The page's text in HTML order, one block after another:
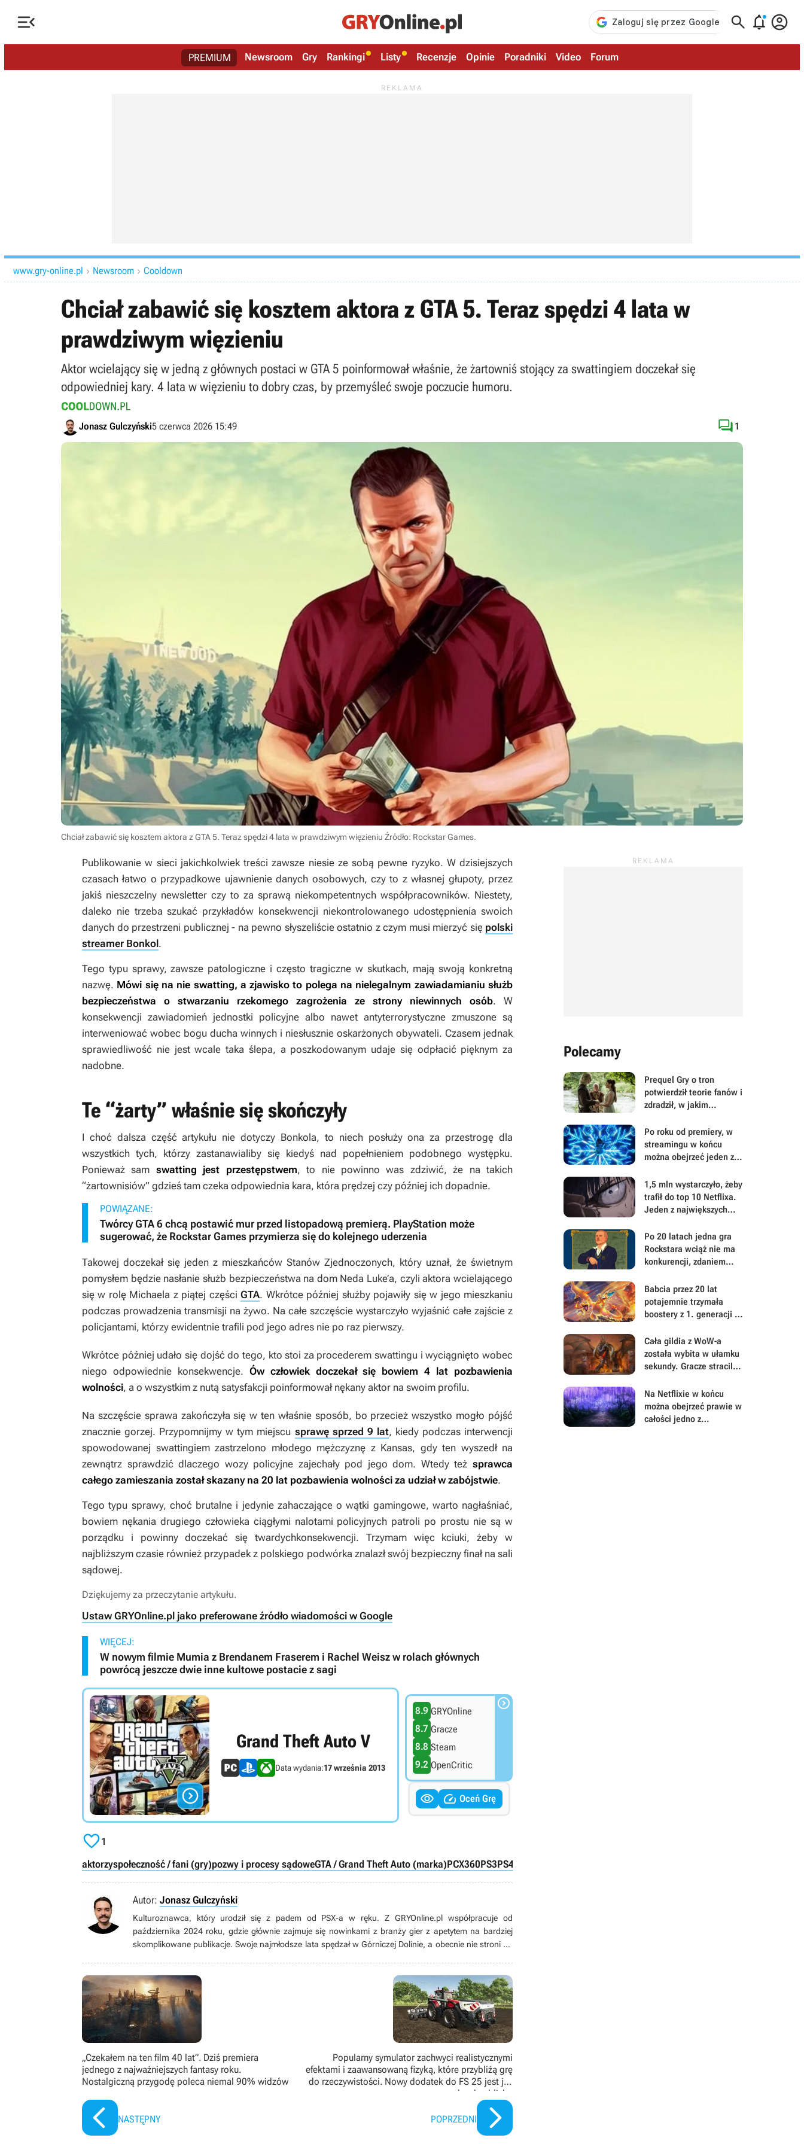
   
PREMIUM Newsroom Gry Rankingi Listy Recenzje Opinie Poradniki Video Forum
www.gry-online.pl  Newsroom  Cooldown
Chciał zabawić się kosztem aktora z GTA 5. Teraz spędzi 4 lata w
prawdziwym więzieniu
Aktor wcielający się w jedną z głównych postaci w GTA 5 poinformował właśnie, że żartowniś stojący za swattingiem doczekał się
odpowiedniej kary. 4 lata w więzieniu to dobry czas, by przemyśleć swoje poczucie humoru.
Jonasz Gulczyński5 czerwca 2026 15:49  1
Chciał zabawić się kosztem aktora z GTA 5. Teraz spędzi 4 lata w prawdziwym więzieniu Źródło: Rockstar Games.
Publikowanie w sieci jakichkolwiek treści zawsze niesie ze sobą pewne ryzyko. W dzisiejszych
czasach łatwo o przypadkowe ujawnienie danych osobowych, czy to z własnej głupoty, przez
jakiś nieszczelny newsletter czy to za sprawą niekompetentnych współpracowników. Niestety,
daleko nie trzeba szukać przykładów konsekwencji niekontrolowanego udostępnienia swoich
danych do przestrzeni publicznej - na pewno słyszeliście ostatnio z czym musi mierzyć się polski
streamer Bonkol.
Tego typu sprawy, zawsze patologiczne i często tragiczne w skutkach, mają swoją konkretną
nazwę. Mówi się na nie swatting, a zjawisko to polega na nielegalnym zawiadamianiu służb
bezpieczeństwa o stwarzaniu rzekomego zagrożenia ze strony niewinnych osób. W
konsekwencji zawiadomień jednostki policyjne albo nawet antyterrorystyczne zmuszone są
interweniować wobec bogu ducha winnych i niesłusznie oskarżonych obywateli. Czasem jednak
sprawiedliwość nie jest wcale taka ślepa, a poszkodowanym udaje się odpłacić pięknym za
nadobne.
Te “żarty” właśnie się skończyły
I choć dalsza część artykułu nie dotyczy Bonkola, to niech posłuży ona za przestrogę dla
wszystkich tych, którzy zastanawialiby się kiedyś nad popełnieniem podobnego występku.
Ponieważ sam swatting jest przestępstwem, to nie powinno was zdziwić, że na takich
“żartownisiów” gdzieś tam czeka odpowiednia kara, która prędzej czy później ich dopadnie.
POWIĄZANE:
Twórcy GTA 6 chcą postawić mur przed listopadową premierą. PlayStation może
sugerować, że Rockstar Games przymierza się do kolejnego uderzenia
Takowej doczekał się jeden z mieszkańców Stanów Zjednoczonych, który uznał, że świetnym
pomysłem będzie nasłanie służb bezpieczeństwa na dom Neda Luke’a, czyli aktora wcielającego
się w rolę Michaela z piątej częściGTA. Wkrótce później służby pojawiły się w jego mieszkaniu
podczas prowadzenia transmisji na żywo. Na całe szczęście wystarczyło wyjaśnić całe zajście z
policjantami, którzy ewidentnie trafili pod jego adres nie po raz pierwszy.
Wkrótce później udało się dojść do tego, kto stoi za procederem swattingu i wyciągnięto wobec
niego odpowiednie konsekwencje. Ów człowiek doczekał się bowiem 4 lat pozbawienia
wolności, a o wszystkim z nutą satysfakcji poinformował nękany aktor na swoim profilu.
Na szczęście sprawa zakończyła się w ten właśnie sposób, bo przecież wszystko mogło pójść
znacznie gorzej. Przypomnijmy w tym miejscu sprawę sprzed 9 lat, kiedy podczas interwencji
spowodowanej swattingiem zastrzelono młodego mężczyznę z Kansas, gdy ten wyszedł na
zewnątrz sprawdzić dlaczego wozy policyjne zajechały pod jego dom. Wtedy też sprawca
całego zamieszania został skazany na 20 lat pozbawienia wolności za udział w zabójstwie.
Tego typu sprawy, choć brutalne i jedynie zahaczające o wątki gamingowe, warto nagłaśniać,
bowiem nękania drugiego człowieka ciągłymi nalotami policyjnych patroli po prostu nie są w
porządku i powinny doczekać się twardychkonsekwencji. Trzymam więc kciuki, żeby w
najbliższym czasie również przypadek z polskiego podwórka znalazł swój bezpieczny finał na sali
sądowej.
Dziękujemy za przeczytanie artykułu.
Ustaw GRYOnline.pl jako preferowane źródło wiadomości w Google
WIĘCEJ:
W nowym filmie Mumia z Brendanem Fraserem i Rachel Weisz w rolach głównych
powrócą jeszcze dwie inne kultowe postacie z sagi

Grand Theft Auto V
Data wydania:17 września 2013
8.9 GRYOnline
8.7 Gracze
8.8 Steam
9.2 OpenCritic

  Oceń Grę
1
aktorzyspołeczność / fani (gry)pozwy i procesy sądoweGTA / Grand Theft Auto (marka)PCX360PS3PS4
Autor: Jonasz Gulczyński
Kulturoznawca, który urodził się z padem od PSX-a w ręku. Z GRYOnline.pl współpracuje od
października 2024 roku, gdzie głównie zajmuje się nowinkami z branży gier z apetytem na bardziej
skomplikowane publikacje. Swoje najmłodsze lata spędzał w Górniczej Dolinie, a obecnie nie stroni od
liczbę godzin zarówno jako gracz, jak i mistrz gry w papierowym wydaniu.
„Czekałem na ten film 40 lat”. Dziś premiera
jednego z najważniejszych fantasy roku.
Nostalgiczną przygodę poleca niemal 90% widzów
NASTĘPNY
Popularny symulator zachwyci realistycznymi
efektami i zaawansowaną fizyką, które przybliżą grę
do rzeczywistości. Nowy dodatek do FS 25 jest już
bardzo blisko
POPRZEDNI
Polecamy
Prequel Gry o tron
potwierdził teorie fanów i
zdradził, w jakim
zakończenie serii książek
Po roku od premiery, w
streamingu w końcu
można obejrzeć jeden z
fantasy 2025 roku
1,5 mln wystarczyło, żeby
trafił do top 10 Netflixa.
Jeden z największych
niedawna jest dostępny
w całości
Po 20 latach jedna gra
Rockstara wciąż nie ma
konkurencji, zdaniem
„Nie przypomina żadnej
innej gry na rynku”
Babcia przez 20 lat
potajemnie trzymała
boostery z 1. generacji i
Pokemon TCG. Teraz
wnuki znalazły kolekcję
wartą nawet 300 tys.
Cała gildia z WoW-a
została wybita w ułamku
sekundy. Gracze stracili
zastanawiają się czy to
ich błąd, czy bug
Na Netflixie w końcu
można obejrzeć prawie w
całości jedno z